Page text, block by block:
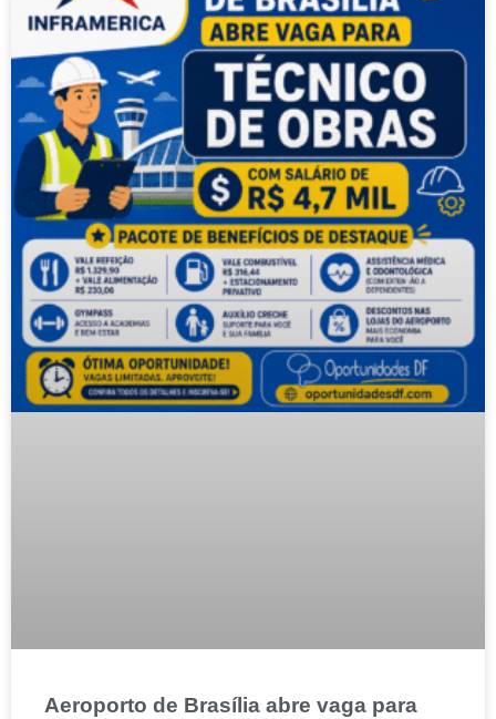
Aeroporto de Brasília abre vaga para